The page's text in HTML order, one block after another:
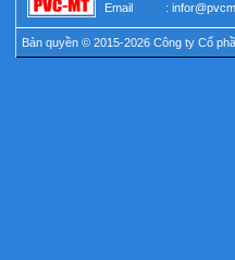
Email :
Bản quyền © 2015-2026 Công ty Cổ